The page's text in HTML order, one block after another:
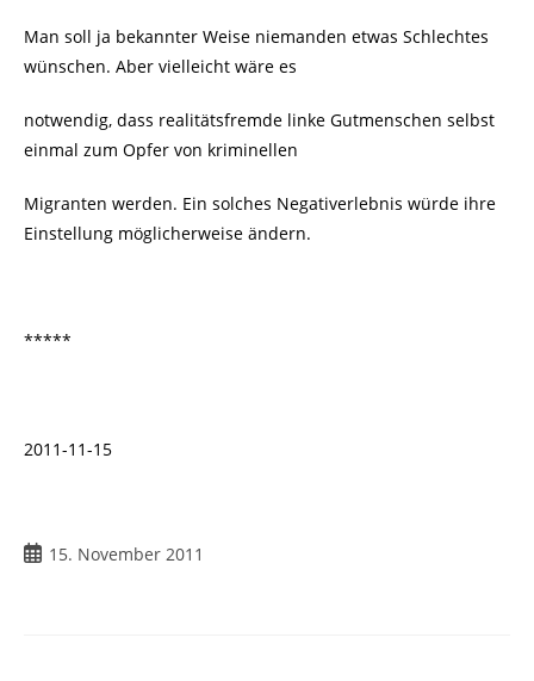
Man soll ja bekannter Weise niemanden etwas Schlechtes
wünschen. Aber vielleicht wäre es
notwendig, dass realitätsfremde linke Gutmenschen selbst
einmal zum Opfer von kriminellen
Migranten werden. Ein solches Negativerlebnis würde ihre
Einstellung möglicherweise ändern.
*****
2011-11-15
15. November 2011